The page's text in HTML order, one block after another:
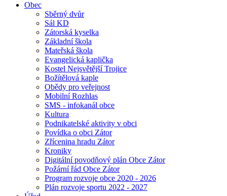
Obec
Sběrný dvůr
Sál KD
Zátorská kyselka
Základní škola
Mateřská škola
Evangelická kaplička
Kostel Nejsvětější Trojice
Božítělová kaple
Obědy pro veřejnost
Mobilní Rozhlas
SMS - infokanál obce
Kultura
Podnikatelské aktivity v obci
Povídka o obci Zátor
Zřícenina hradu Zátor
Kroniky
Digitální povodňový plán Obce Zátor
Požární řád Obce Zátor
Program rozvoje obce 2020 - 2026
Plán rozvoje sportu 2022 - 2027